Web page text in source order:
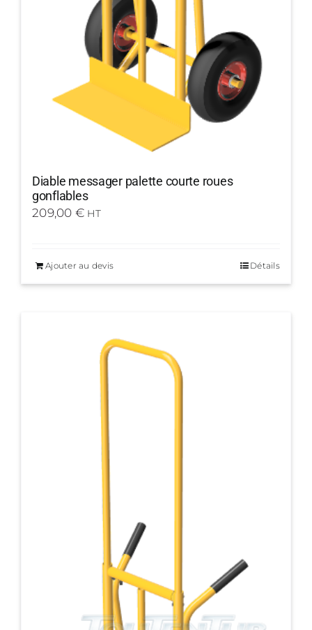
Diable messager palette courte roues
gonflables
209,00 € HT
Ajouter au devis Détails